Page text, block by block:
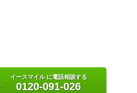
イースマイル に電話相談する
0120-091-026